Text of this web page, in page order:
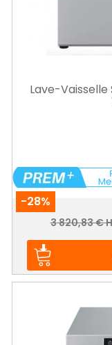
Lave-Vaisselle
-28%
Prix
Prix
3 820,83 €